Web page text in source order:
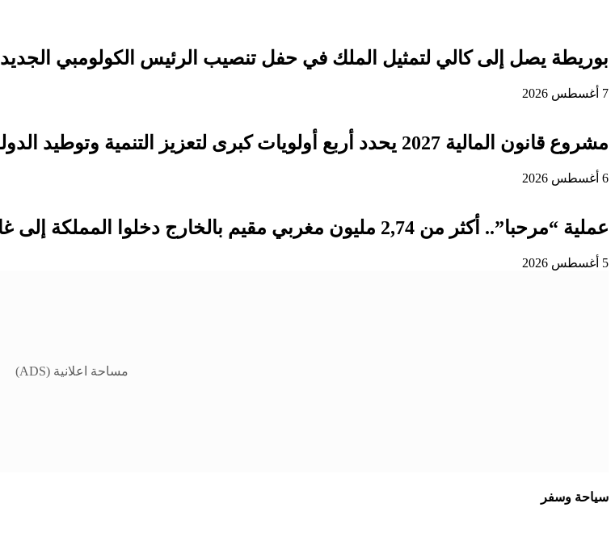
بوريطة يصل إلى كالي لتمثيل الملك في حفل تنصيب الرئيس الكولومبي الجديد
7 أغسطس 2026
مشروع قانون المالية 2027 يحدد أربع أولويات كبرى لتعزيز التنمية وتوطيد الدولة الاجتماعية
6 أغسطس 2026
عملية “مرحبا”.. أكثر من 2,74 مليون مغربي مقيم بالخارج دخلوا المملكة إلى غاية 3 غشت
5 أغسطس 2026
مساحة اعلانية (ADS)
سياحة وسفر